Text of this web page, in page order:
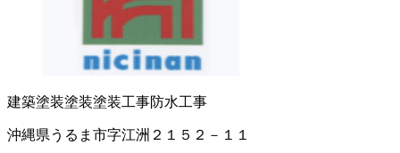
建築塗装塗装塗装工事防水工事
沖縄県うるま市字江洲２１５２－１１